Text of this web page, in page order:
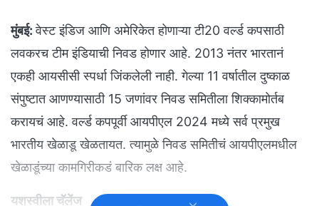
मुंबई: वेस्ट इंडिज आणि अमेरिकेत होणाऱ्या टी20 वर्ल्ड कपसाठी
लवकरच टीम इंडियाची निवड होणार आहे. 2013 नंतर भारतानं
एकही आयसीसी स्पर्धा जिंकलेली नाही. गेल्या 11 वर्षातील दुष्काळ
संपुष्टात आणण्यासाठी 15 जणांवर निवड समितीला शिक्कामोर्तब
करायचं आहे. वर्ल्ड कपपूर्वी आयपीएल 2024 मध्ये सर्व प्रमुख
भारतीय खेळाडू खेळतायत. त्यामुळे निवड समितीचं आयपीएलमधील
खेळाडूंच्या कामगिरीकडं बारिक लक्ष आहे.
यशस्वीला चॅलेंज